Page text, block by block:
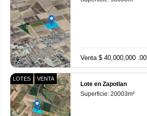
Venta $ 40,000,000 .00
LOTES VENTA
Lote en Zapotlan
Superficie: 20003m²